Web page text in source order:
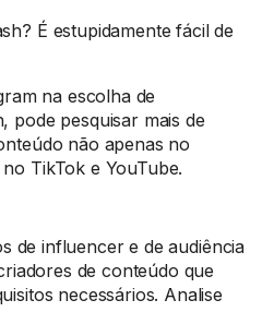
É estupidamente fácil de
na escolha de
pode pesquisar mais de
não apenas no
TikTok e YouTube.
de influencer e de audiência
de conteúdo que
necessários. Analise